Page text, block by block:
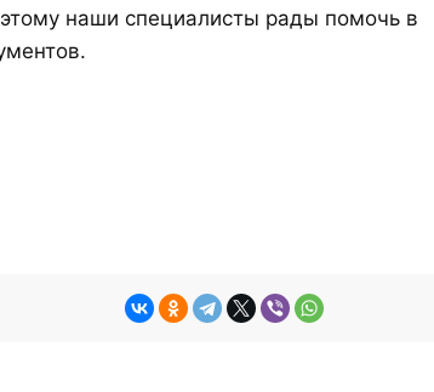
наши специалисты рады помочь в